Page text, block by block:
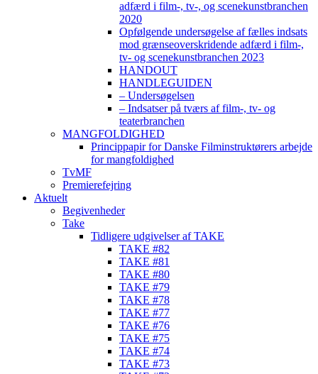
adfærd i film-, tv-, og scenekunstbranchen
2020
Opfølgende undersøgelse af fælles indsats
mod grænseoverskridende adfærd i film-,
tv- og scenekunstbranchen 2023
HANDOUT
HANDLEGUIDEN
– Undersøgelsen
– Indsatser på tværs af film-, tv- og
teaterbranchen
MANGFOLDIGHED
Princippapir for Danske Filminstruktørers arbejde
for mangfoldighed
TvMF
Premierefejring
Aktuelt
Begivenheder
Take
Tidligere udgivelser af TAKE
TAKE #82
TAKE #81
TAKE #80
TAKE #79
TAKE #78
TAKE #77
TAKE #76
TAKE #75
TAKE #74
TAKE #73